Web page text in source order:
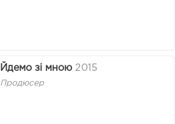
Йдемо зі мною 2015
Продюсер